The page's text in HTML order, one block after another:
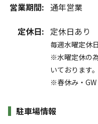
営業期間: 通年営業
定休日: 定休日あり
毎週水曜定休
※水曜定休の
いております。
※春休み・
駐車場情報